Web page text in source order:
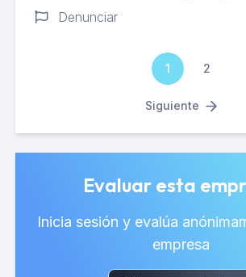
Denunciar
1 2
Siguiente
Evaluar esta
Inicia sesión y evalúa
empresa